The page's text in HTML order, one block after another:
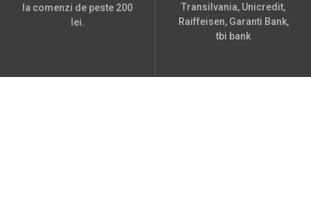
la comenzi de peste 200
lei.
Transilvania, Unicredit,
Raiffeisen, Garanti Bank,
tbi bank